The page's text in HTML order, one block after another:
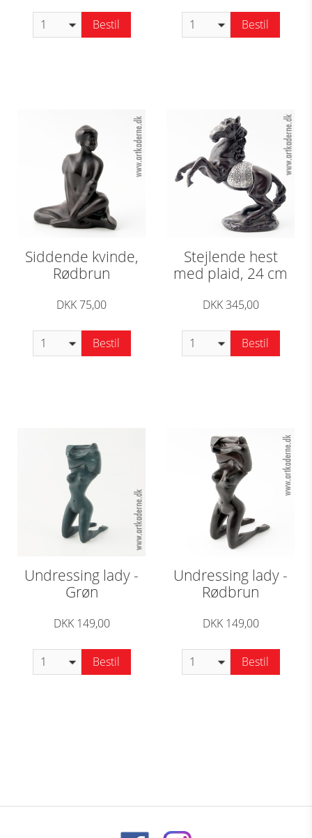
Bestil Bestil
Siddende kvinde,
Rødbrun
DKK 75,00
Bestil
Stejlende hest
med plaid, 24 cm
DKK 345,00
Bestil
Undressing lady -
Grøn
DKK 149,00
Bestil
Undressing lady -
Rødbrun
DKK 149,00
Bestil